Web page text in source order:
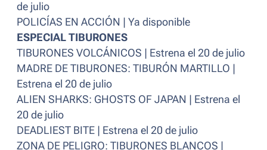
de julio
POLICÍAS EN ACCIÓN | Ya disponible
ESPECIAL TIBURONES
TIBURONES VOLCÁNICOS | Estrena el 20 de julio
MADRE DE TIBURONES: TIBURÓN MARTILLO |
Estrena el 20 de julio
ALIEN SHARKS: GHOSTS OF JAPAN | Estrena el
20 de julio
DEADLIEST BITE | Estrena el 20 de julio
ZONA DE PELIGRO: TIBURONES BLANCOS |